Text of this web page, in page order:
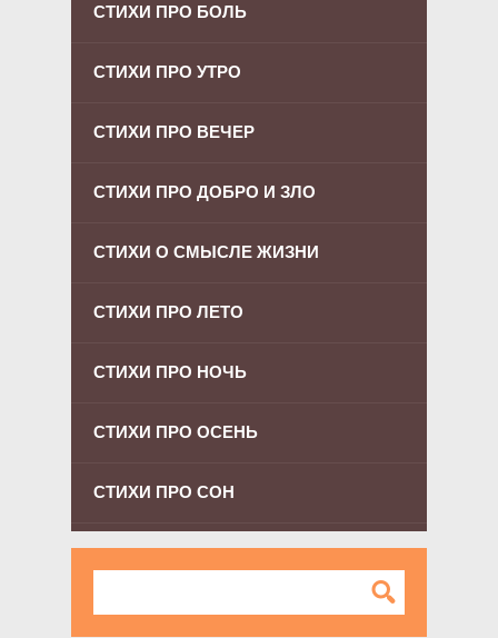
СТИХИ ПРО БОЛЬ
СТИХИ ПРО УТРО
СТИХИ ПРО ВЕЧЕР
СТИХИ ПРО ДОБРО И ЗЛО
СТИХИ О СМЫСЛЕ ЖИЗНИ
СТИХИ ПРО ЛЕТО
СТИХИ ПРО НОЧЬ
СТИХИ ПРО ОСЕНЬ
СТИХИ ПРО СОН